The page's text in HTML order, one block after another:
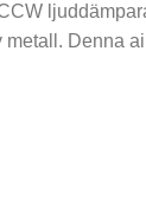
Denna